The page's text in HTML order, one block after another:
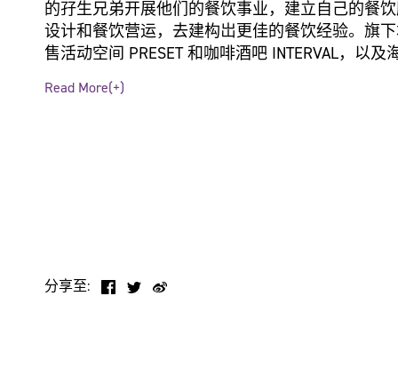
的孖生兄弟开展他们的餐饮事业，建立自己的餐
设计和餐饮营运，去建构岀更佳的餐饮经验。旗
售活动空间 PRESET 和咖啡酒吧 INTERVAL，以
作為饮食设计师和 HKYDTA 2017 的得奖者，他
官能的感官体验，所以他总是从空间设计和互动
Read More(+)
分享至: